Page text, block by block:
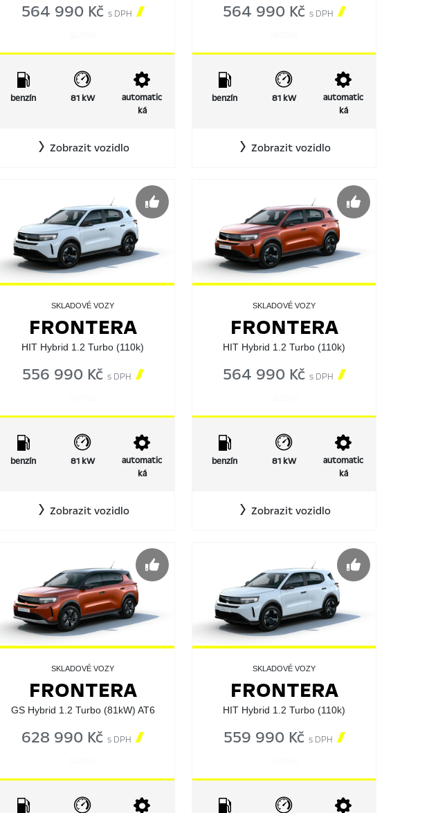
564 990 Kč s DPH 
benzín 81 kW
automatic
ká
Zobrazit vozidlo
564 990 Kč s DPH 
benzín 81 kW
automatic
ká
Zobrazit vozidlo
SKLADOVÉ VOZY
FRONTERA
HIT Hybrid 1.2 Turbo (110k)
556 990 Kč s DPH 
benzín 81 kW
automatic
ká
Zobrazit vozidlo
SKLADOVÉ VOZY
FRONTERA
HIT Hybrid 1.2 Turbo (110k)
564 990 Kč s DPH 
benzín 81 kW
automatic
ká
Zobrazit vozidlo
SKLADOVÉ VOZY
FRONTERA
GS Hybrid 1.2 Turbo (81kW) AT6
628 990 Kč s DPH 
SKLADOVÉ VOZY
FRONTERA
HIT Hybrid 1.2 Turbo (110k)
559 990 Kč s DPH 